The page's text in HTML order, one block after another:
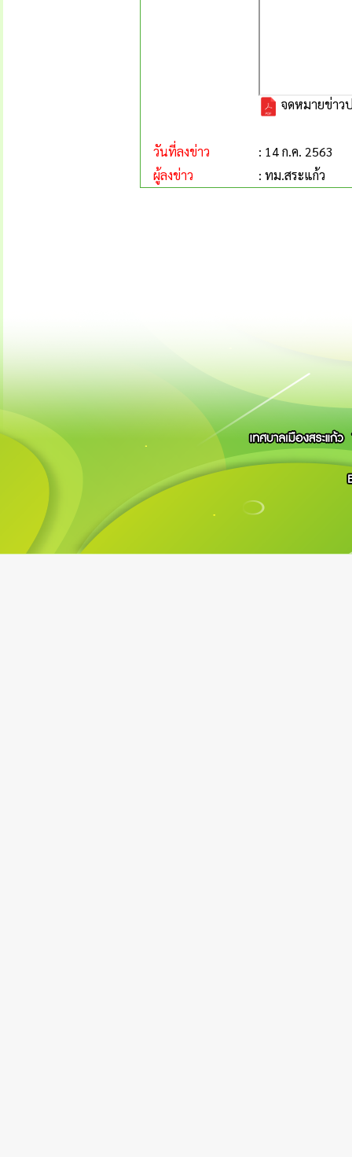
จดหมายข่าว
วันที่ลงข่าว
: 14 ก.ค. 2563
ผู้ลงข่าว
: ทม.สระแก้ว